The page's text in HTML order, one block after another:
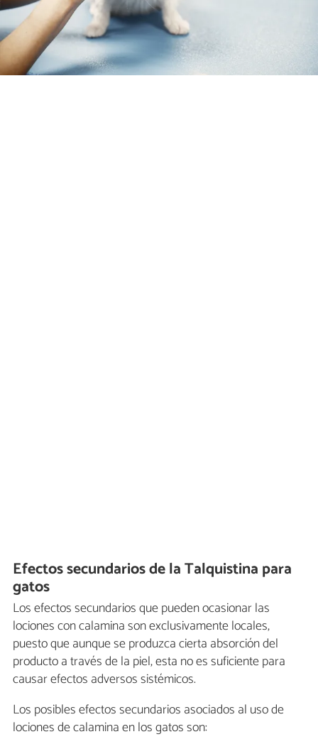
Efectos secundarios de la Talquistina para
gatos
Los efectos secundarios que pueden ocasionar las
lociones con calamina son exclusivamente locales,
puesto que aunque se produzca cierta absorción del
producto a través de la piel, esta no es suficiente para
causar efectos adversos sistémicos.
Los posibles efectos secundarios asociados al uso de
lociones de calamina en los gatos son: